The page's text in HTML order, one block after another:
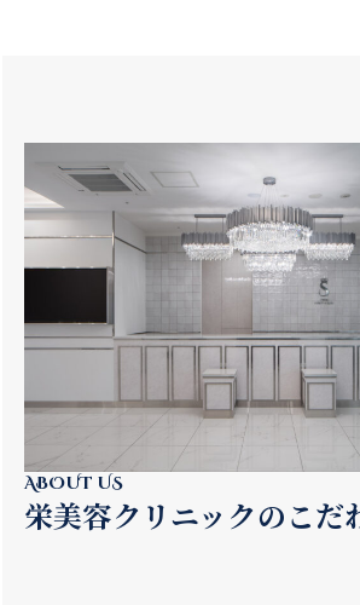
ABOUT US
栄美容クリニックのこだ